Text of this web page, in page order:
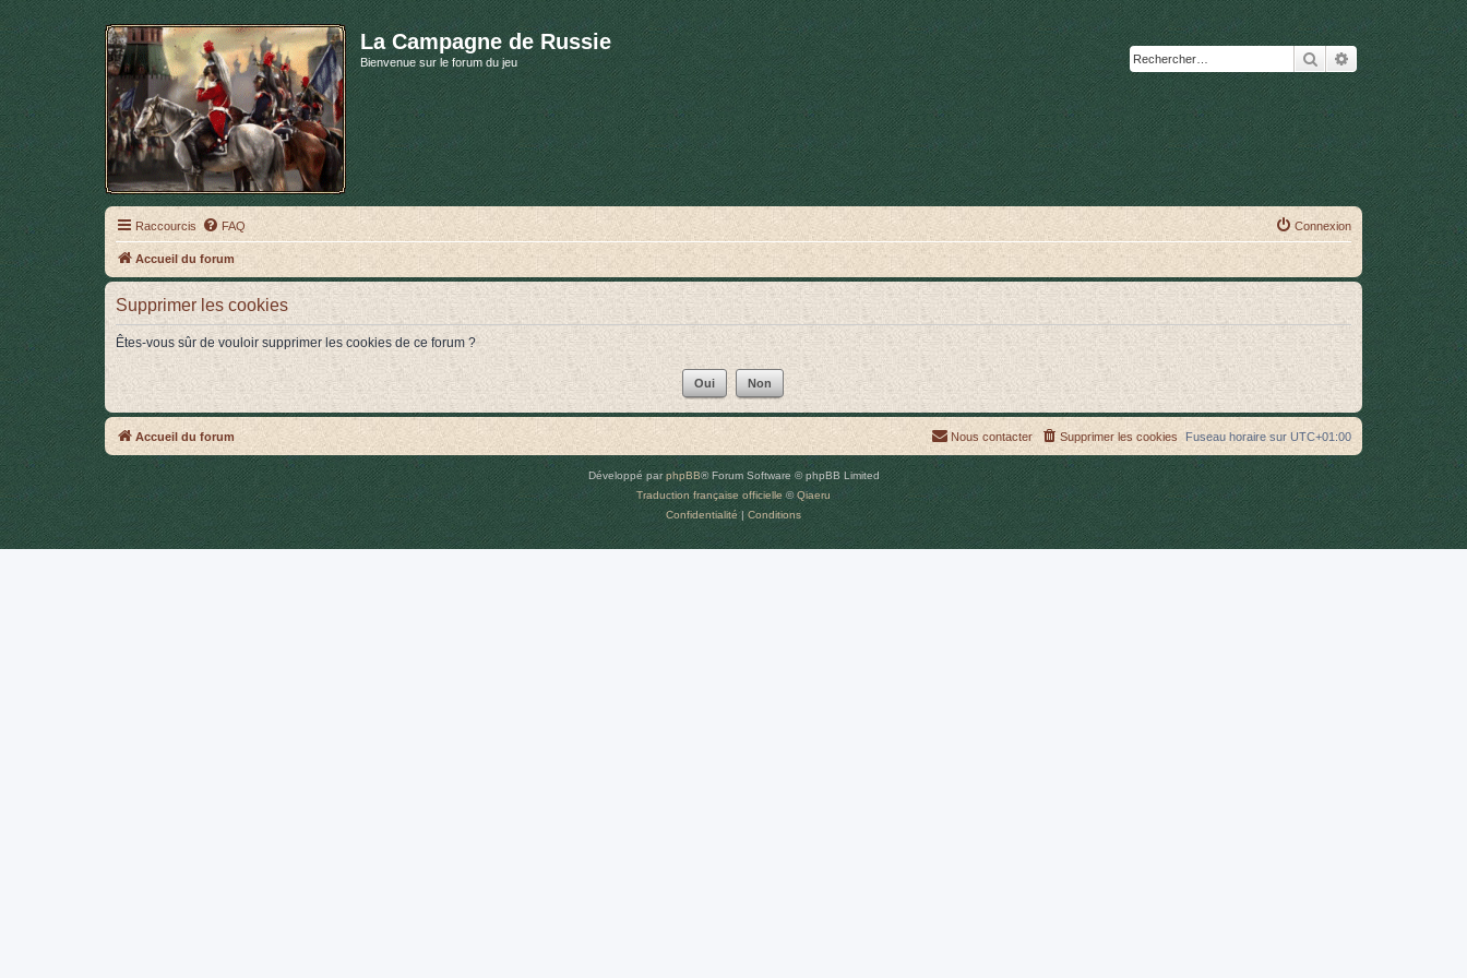
La Campagne de Russie
Bienvenue sur le forum du jeu RechercherRecherche
Raccourcis FAQ Connexion
Accueil du forum
Supprimer les cookies
Êtes-vous sûr de vouloir supprimer les cookies de ce forum ?
Accueil du forum Fuseau horaire sur UTC+01:00
Supprimer les cookies
Nous contacter
Développé parphpBB® Forum Software © phpBB Limited
Traduction française officielle ©Qiaeru
Confidentialité| Conditions